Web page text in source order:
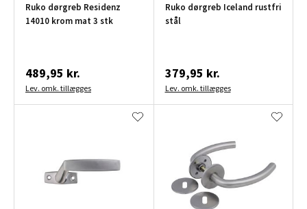
Ruko dørgreb Residenz
14010 krom mat 3 stk
489,95 kr.
Lev. omk. tillægges
Ruko dørgreb Iceland rustfri
stål
379,95 kr.
Lev. omk. tillægges